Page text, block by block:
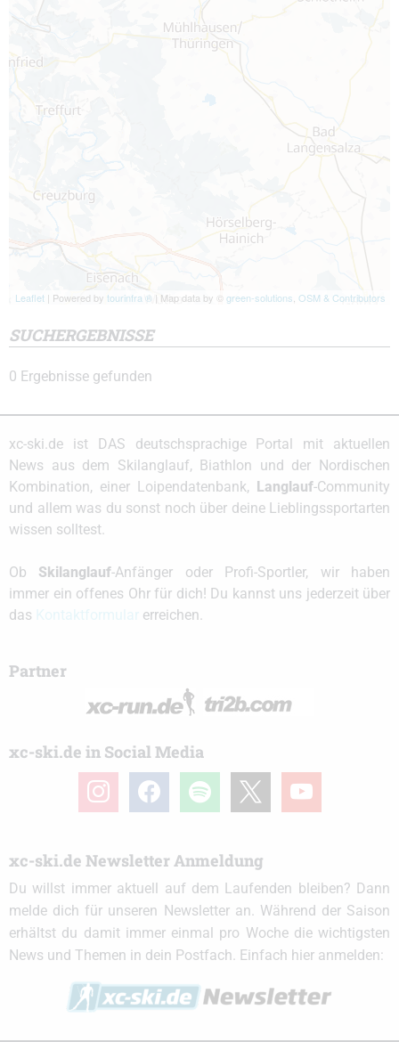
Leaflet | Powered by tourinfra ® | Map data by © green-solutions OSM & Contributors
SUCHERGEBNISSE
0 Ergebnisse gefunden
xc-ski.de ist DAS deutschsprachige Portal mit aktuellen
News aus dem Skilanglauf, Biathlon und der Nordischen
Kombination, einer Loipendatenbank, Langlauf-Community
und allem was du sonst noch über deine Lieblingssportarten
wissen solltest.
Ob Skilanglauf-Anfänger oder Profi-Sportler, wir haben
immer ein offenes Ohr für dich! Du kannst uns jederzeit über
das
erreichen.
Partner
xc-ski.de in Social Media
instagramfacebook spotify youtube
xc-ski.de Newsletter Anmeldung
Du willst immer aktuell auf dem Laufenden bleiben? Dann
melde dich für unseren Newsletter an. Während der Saison
erhältst du damit immer einmal pro Woche die wichtigsten
News und Themen in dein Postfach. Einfach hier anmelden: